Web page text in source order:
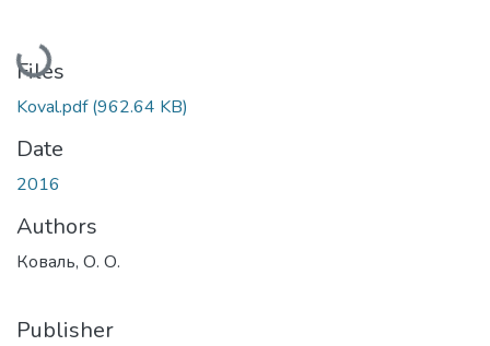
Loading...
Files
Koval.pdf(962.64 KB)
Date
2016
Authors
Коваль, О. О.
Publisher